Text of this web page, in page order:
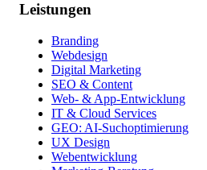
Leistungen
Branding
Webdesign
Digital Marketing
SEO & Content
Web- & App-Entwicklung
IT & Cloud Services
GEO: AI-Suchoptimierung
UX Design
Webentwicklung